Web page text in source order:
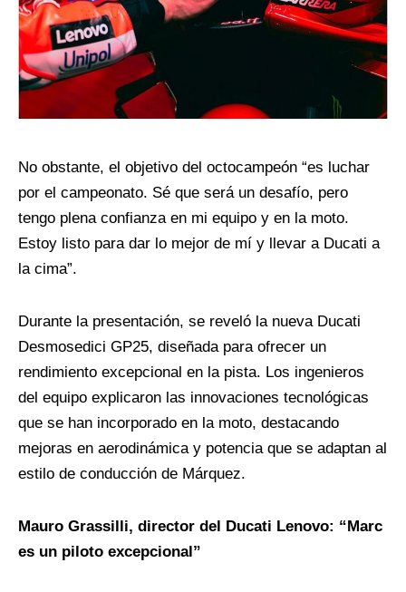
No obstante, el objetivo del octocampeón “es luchar
por el campeonato. Sé que será un desafío, pero
tengo plena confianza en mi equipo y en la moto.
Estoy listo para dar lo mejor de mí y llevar a Ducati a
la cima”.
Durante la presentación, se reveló la nueva Ducati
Desmosedici GP25, diseñada para ofrecer un
rendimiento excepcional en la pista. Los ingenieros
del equipo explicaron las innovaciones tecnológicas
que se han incorporado en la moto, destacando
mejoras en aerodinámica y potencia que se adaptan al
estilo de conducción de Márquez.
Mauro Grassilli, director del Ducati Lenovo: “Marc
es un piloto excepcional”